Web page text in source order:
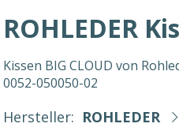
ROHLEDER
Kissen BIG CLOUD von
0052-050050-02
Hersteller: ROHLEDER